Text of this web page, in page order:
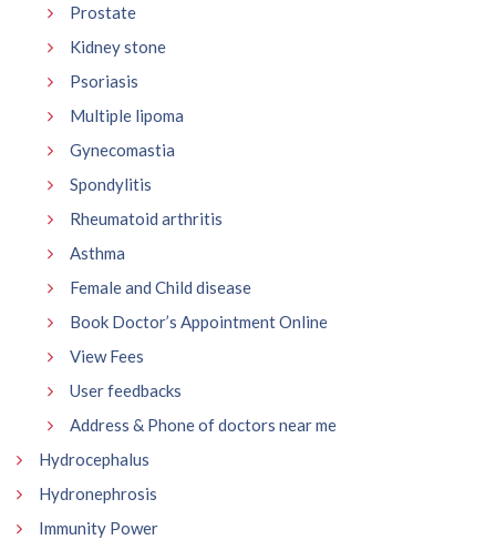
Prostate
Kidney stone
Psoriasis
Multiple lipoma
Gynecomastia
Spondylitis
Rheumatoid arthritis
Asthma
Female and Child disease
Book Doctor’s Appointment Online
View Fees
User feedbacks
Address & Phone of doctors near me
Hydrocephalus
Hydronephrosis
Immunity Power